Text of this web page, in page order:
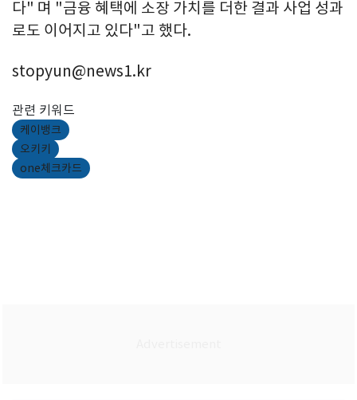
다" 며 "금융 혜택에 소장 가치를 더한 결과 사업 성과
로도 이어지고 있다"고 했다.
stopyun@news1.kr
관련 키워드
케이뱅크
오키키
one체크카드